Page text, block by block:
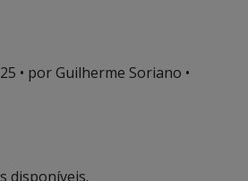
• por Guilherme Soriano •
disponíveis.